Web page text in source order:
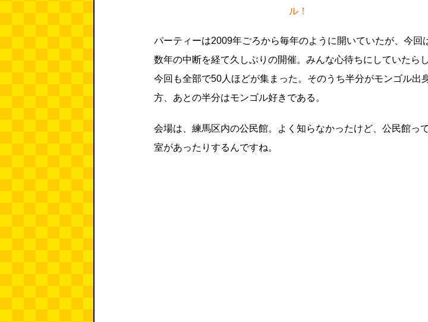
ル！
パーティーは2009年ごろから毎年のように開いていたが、今回
数年の中断を経て久しぶりの開催。みんな心待ちにしていたらし
今回も全部で50人ほどが集まった。そのうち半分がモンゴル出
方、あとの半分はモンゴル好きである。
会場は、練馬区内の公民館。よく知らなかったけど、公民館っ
室があったりするんですね。